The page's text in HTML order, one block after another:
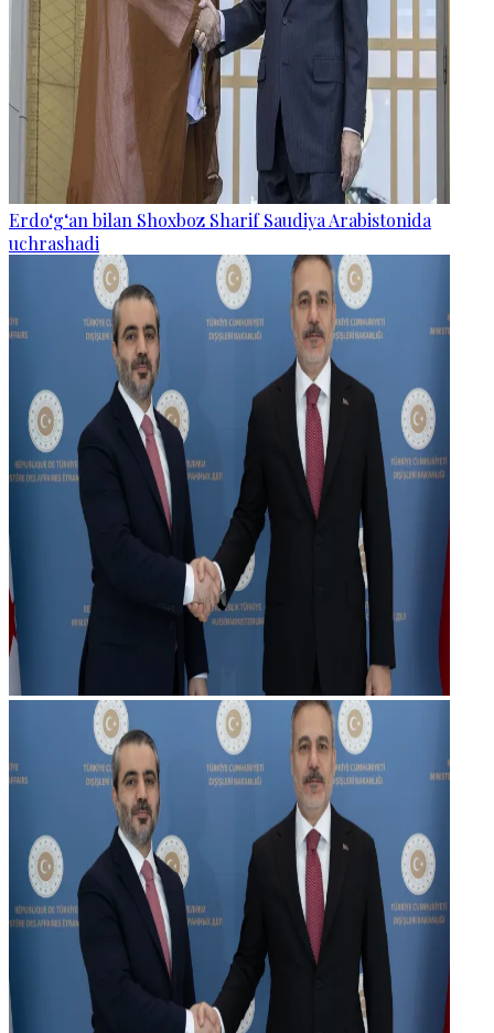
Erdo‘g‘an bilan Shoxboz Sharif Saudiya Arabistonida
uchrashadi